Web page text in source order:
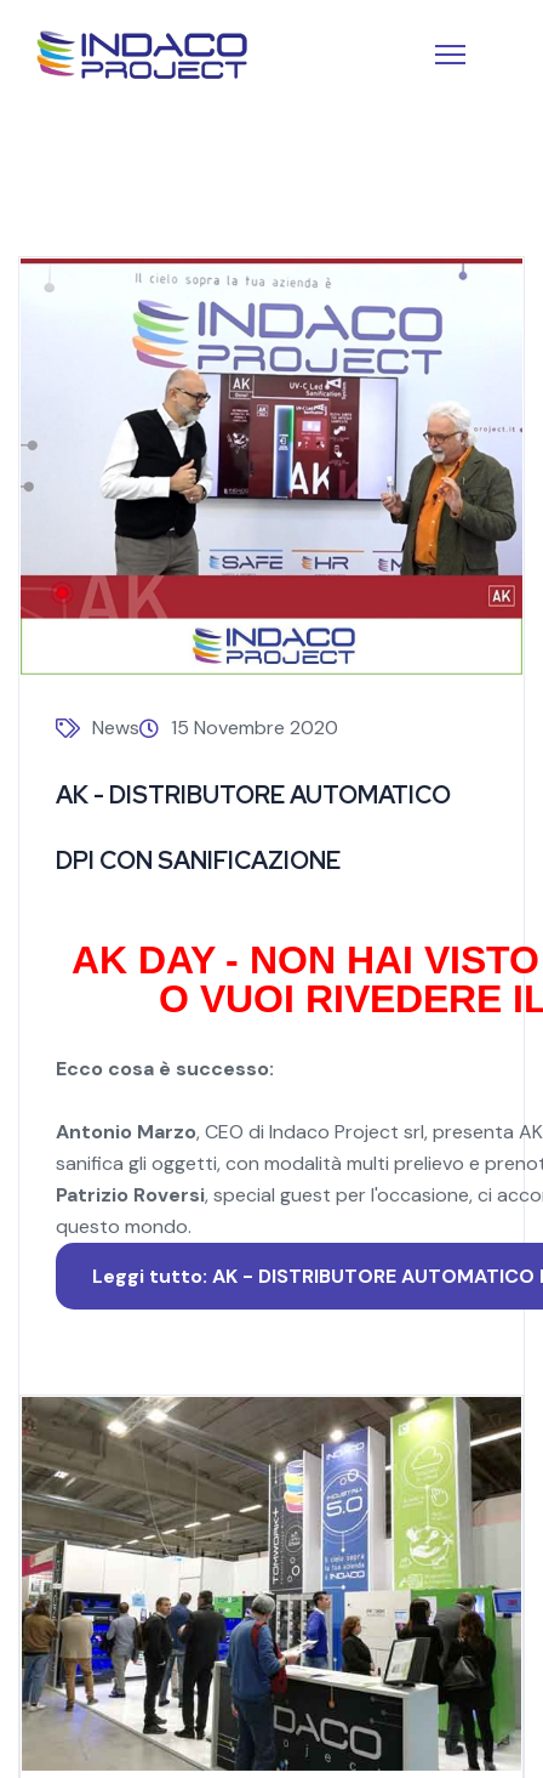
AK - DISTRIBUTORE AUTOMATICO
DPI CON SANIFICAZIONE
News 15 Novembre 2020
AK DAY - NON HAI
O VUOI RIVEDERE
Ecco cosa è successo:
Antonio Marzo, CEO di Indaco Project srl, presenta
sanifica gli oggetti, con modalità multi prelievo e
Patrizio Roversi, special guest per l'occasione, ci
questo mondo.
Leggi tutto: AK - DISTRIBUTORE AUTOMATICO